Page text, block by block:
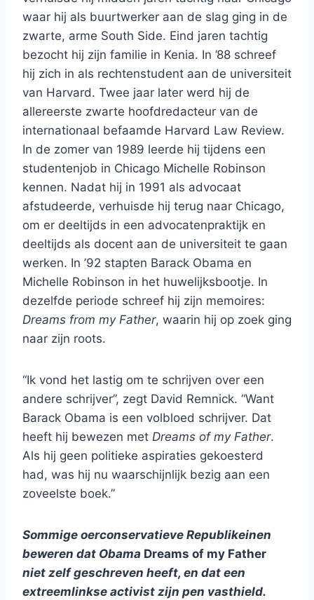
waar hij als buurtwerker aan de slag ging in de
zwarte, arme South Side. Eind jaren tachtig
bezocht hij zijn familie in Kenia. In ’88 schreef
hij zich in als rechtenstudent aan de universiteit
van Harvard. Twee jaar later werd hij de
allereerste zwarte hoofdredacteur van de
internationaal befaamde Harvard Law Review.
In de zomer van 1989 leerde hij tijdens een
studentenjob in Chicago Michelle Robinson
kennen. Nadat hij in 1991 als advocaat
afstudeerde, verhuisde hij terug naar Chicago,
om er deeltijds in een advocatenpraktijk en
deeltijds als docent aan de universiteit te gaan
werken. In ’92 stapten Barack Obama en
Michelle Robinson in het huwelijksbootje. In
dezelfde periode schreef hij zijn memoires:
Dreams from my Father, waarin hij op zoek ging
naar zijn roots.
“Ik vond het lastig om te schrijven over een
andere schrijver”, zegt David Remnick. “Want
Barack Obama is een volbloed schrijver. Dat
heeft hij bewezen met Dreams of my Father.
Als hij geen politieke aspiraties gekoesterd
had, was hij nu waarschijnlijk bezig aan een
zoveelste boek.”
Sommige oerconservatieve Republikeinen
beweren dat Obama Dreams of my Father
niet zelf geschreven heeft, en dat een
extreemlinkse activist zijn pen vasthield.